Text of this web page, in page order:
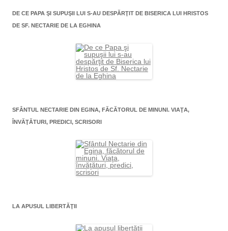
DE CE PAPA ŞI SUPUŞII LUI S-AU DESPĂRŢIT DE BISERICA LUI HRISTOS
DE SF. NECTARIE DE LA EGHINA
SFÂNTUL NECTARIE DIN EGINA, FĂCĂTORUL DE MINUNI. VIAŢA,
ÎNVĂŢĂTURI, PREDICI, SCRISORI
LA APUSUL LIBERTĂŢII